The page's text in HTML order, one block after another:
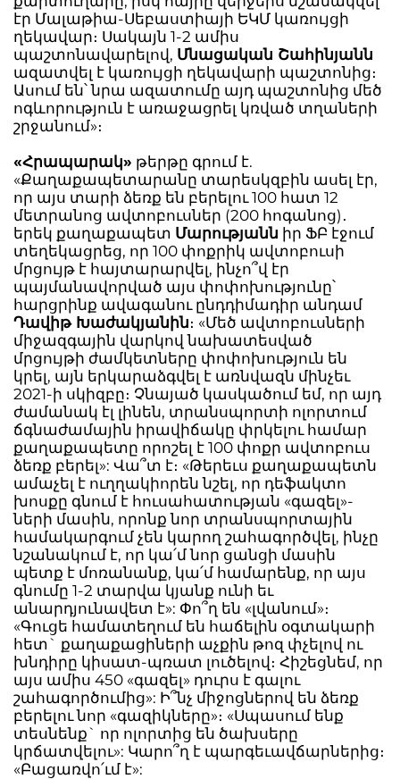
էր Մալաթիա-Սեբաստիայի ԵԿՄ կառույցի
ղեկավար։ Սակայն 1-2 ամիս
պաշտոնավարելով, Մնացական Շահինյանն
ազատվել է կառույցի ղեկավարի պաշտոնից։
Ասում են՝ նրա ազատումը այդ պաշտոնից մեծ
ոգևորություն է առաջացրել կռված տղաների
շրջանում»։
«Հրապարակ» թերթը գրում է.
«Քաղաքապետարանը տարեսկզբին ասել էր,
որ այս տարի ձեռք են բերելու 100 հատ 12
մետրանոց ավտոբուսներ (200 հոգանոց)․
երեկ քաղաքապետ Մարությանն իր ՖԲ էջում
տեղեկացրեց, որ 100 փոքրիկ ավտոբուսի
մրցույթ է հայտարարվել, ինչո՞վ էր
պայմանավորված այս փոփոխությունը՝
հարցրինք ավագանու ընդդիմադիր անդամ
Դավիթ Խաժակյանին։ «Մեծ ավտոբուսների
միջազգային վարկով նախատեսված
մրցույթի ժամկետները փոփոխություն են
կրել, այն երկարաձգվել է առնվազն մինչեւ
2021-ի սկիզբը։ Չնայած կասկածում եմ, որ այդ
ժամանակ էլ լինեն, տրանսպորտի ոլորտում
ճգնաժամային իրավիճակը փրկելու համար
քաղաքապետը որոշել է 100 փոքր ավտոբուս
ձեռք բերել»: Վա՞տ է։ «Թերեւս քաղաքապետն
ամաչել է ուղղակիորեն նշել, որ դեֆակտո
խոսքը գնում է հուսահատության «գազել»-
ների մասին, որոնք նոր տրանսպորտային
համակարգում չեն կարող շահագործվել, ինչը
նշանակում է, որ կա՛մ նոր ցանցի մասին
պետք է մոռանանք, կա՛մ համարենք, որ այս
գնումը 1-2 տարվա կյանք ունի եւ
անարդյունավետ է»: Փո՞ղ են «լվանում»։
«Գուցե համատեղում են հաճելին օգտակարի
հետ` քաղաքացիների աչքին թոզ փչելով ու
խնդիրը կիսատ-պռատ լուծելով։ Հիշեցնեմ, որ
այս ամիս 450 «գազել» դուրս է գալու
շահագործումից»: Ի՞նչ միջոցներով են ձեռք
բերելու նոր «գազիկները»։ «Սպասում ենք
տեսնենք` որ ոլորտից են ծախսերը
կրճատվելու»: Կարո՞ղ է պարգեւավճարներից։
«Բացառվո՛ւմ է»: